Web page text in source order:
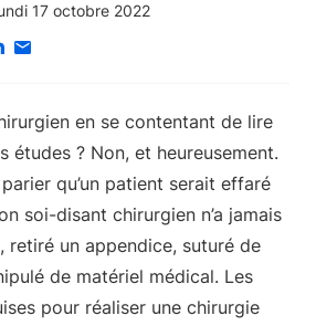
17 octobre 2022
en se contentant de lire
études ? Non, et heureusement.
qu’un patient serait effaré
soi-disant chirurgien n’a jamais
retiré un appendice, suturé de
de matériel médical. Les
pour réaliser une chirurgie